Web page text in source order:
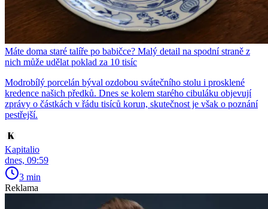
Máte doma staré talíře po babičce? Malý detail na spodní straně z
nich může udělat poklad za 10 tisíc
Modrobílý porcelán býval ozdobou svátečního stolu i prosklené
kredence našich předků. Dnes se kolem starého cibuláku objevují
zprávy o částkách v řádu tisíců korun, skutečnost je však o poznání
pestřejší.
Kapitalio
dnes, 09:59
3 min
Reklama